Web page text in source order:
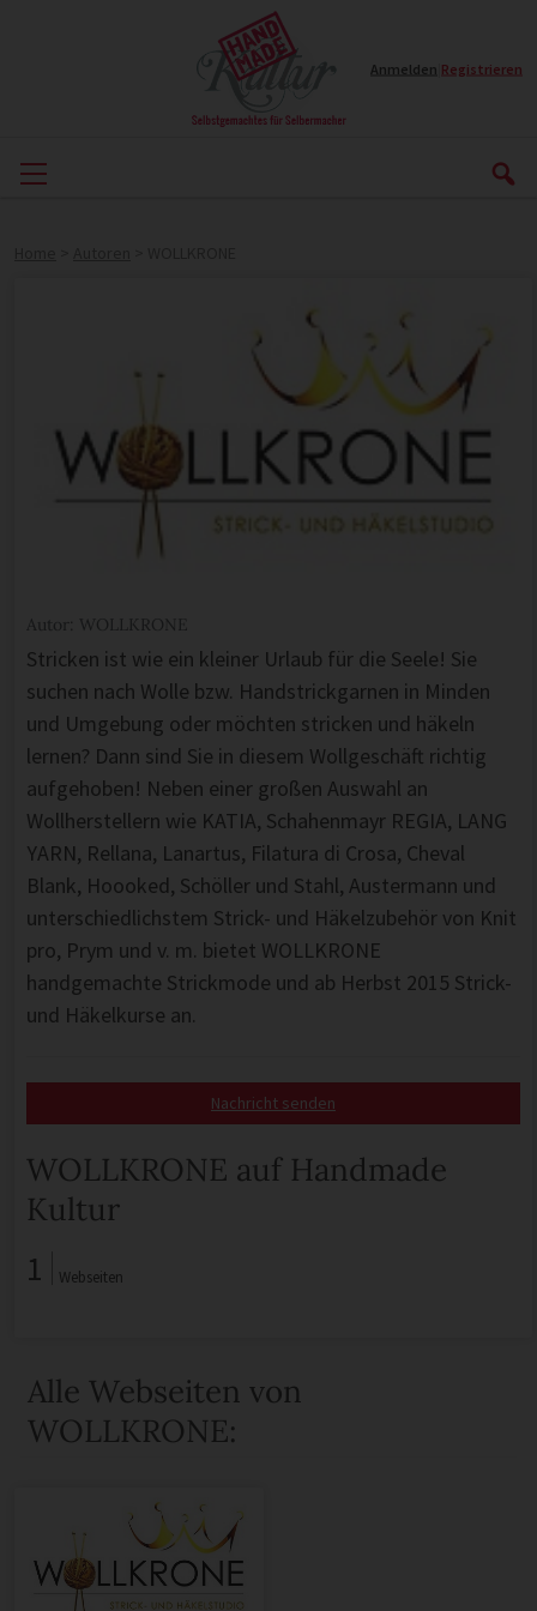
Anmelden Registrieren
Autor: WOLLKRONE
Stricken ist wie ein kleiner Urlaub für die Seele! Sie
suchen nach Wolle bzw. Handstrickgarnen in Minden
und Umgebung oder möchten stricken und häkeln
lernen? Dann sind Sie in diesem Wollgeschäft richtig
aufgehoben! Neben einer großen Auswahl an
Wollherstellern wie KATIA, Schahenmayr REGIA, LANG
YARN, Rellana, Lanartus, Filatura di Crosa, Cheval
Blank, Hoooked, Schöller und Stahl, Austermann und
unterschiedlichstem Strick- und Häkelzubehör von Knit
pro, Prym und v. m. bietet WOLLKRONE
handgemachte Strickmode und ab Herbst 2015 Strick-
und Häkelkurse an.
Nachricht senden
WOLLKRONE auf Handmade
Kultur
1 Webseiten
Alle Webseiten von
WOLLKRONE: